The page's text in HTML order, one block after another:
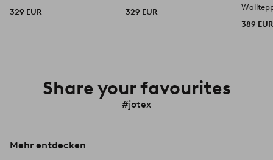
329 EUR
329 EUR
389 EUR
Share your favourites
#jotex
Mehr entdecken